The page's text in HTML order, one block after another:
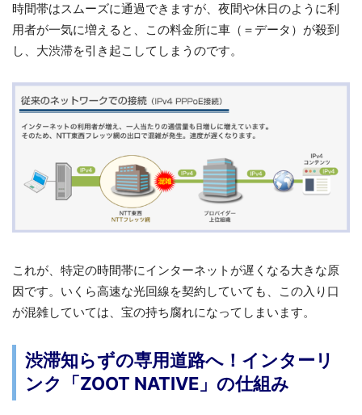
時間帯はスムーズに通過できますが、夜間や休日のように利
用者が一気に増えると、この料金所に車（＝データ）が殺到
し、大渋滞を引き起こしてしまうのです。
これが、特定の時間帯にインターネットが遅くなる大きな原
因です。いくら高速な光回線を契約していても、この入り口
が混雑していては、宝の持ち腐れになってしまいます。
渋滞知らずの専用道路へ！インターリ
ンク「ZOOT NATIVE」の仕組み